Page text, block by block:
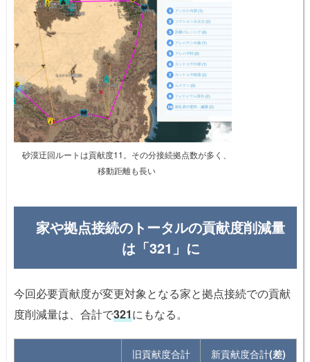
砂漠迂回ルートは貢献度11。その分接続拠点数が多く、
移動距離も長い
家や拠点接続のトータルの貢献度削減量
は「321」に
今回必要貢献度が変更対象となる家と拠点接続での貢献
度削減量は、合計で321にもなる。
旧貢献度合計 新貢献度合計(差)